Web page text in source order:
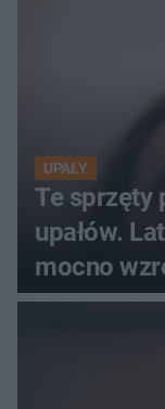
UPAŁY
Te sprzęty
upałów.
mocno